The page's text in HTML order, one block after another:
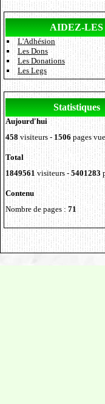
AIDEZ-LES
L'Adhésion
Les Dons
Les Donations
Les Legs
Statistiques
Aujourd'hui
458 visiteurs -1506 pages
Total
1849561 visiteurs -5401283
Contenu
Nombre de pages : 71